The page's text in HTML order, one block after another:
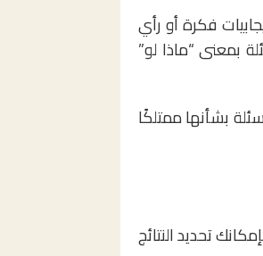
فكرة أو رأي
بمعنى “ماذا لو”
بشأنها ممتلكًا
تحديد النتائج